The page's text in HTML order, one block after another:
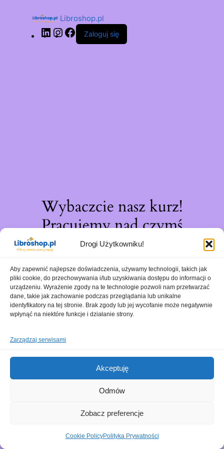
Drogi Użytkowniku!
Aby zapewnić najlepsze doświadczenia, używamy technologii, takich jak
pliki cookie, do przechowywania i/lub uzyskiwania dostępu do informacji o
urządzeniu. Wyrażenie zgody na te technologie pozwoli nam przetwarzać
dane, takie jak zachowanie podczas przeglądania lub unikalne
identyfikatory na tej stronie. Brak zgody lub jej wycofanie może negatywnie
wpłynąć na niektóre funkcje i działanie strony.
Zarządzaj serwisami
Akceptuję
Odmów
Zobacz preferencje
Cookie PolicyPolityka Prywatności
Libroshop.pl
Zaloguj się
Wybaczcie nasz kurz!
Pracujemy nad czymś
niesamowitym – sprawdź
wkrótce!